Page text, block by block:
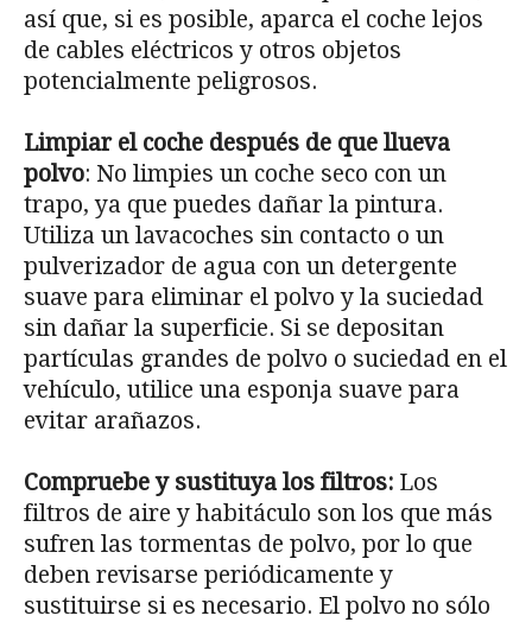
así que, si es posible, aparca el coche lejos
de cables eléctricos y otros objetos
potencialmente peligrosos.
Limpiar el coche después de que llueva
polvo: No limpies un coche seco con un
trapo, ya que puedes dañar la pintura.
Utiliza un lavacoches sin contacto o un
pulverizador de agua con un detergente
suave para eliminar el polvo y la suciedad
sin dañar la superficie. Si se depositan
partículas grandes de polvo o suciedad en el
vehículo, utilice una esponja suave para
evitar arañazos.
Compruebe y sustituya los filtros: Los
filtros de aire y habitáculo son los que más
sufren las tormentas de polvo, por lo que
deben revisarse periódicamente y
sustituirse si es necesario. El polvo no sólo